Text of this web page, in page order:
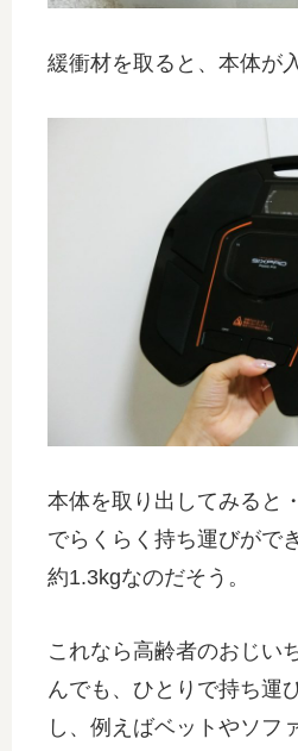
緩衝材を取ると、本体が
本体を取り出してみると
でらくらく持ち運びがで
約1.3kgなのだそう。
これなら高齢者のおじい
んでも、ひとりで持ち運
し、例えばベットやソフ